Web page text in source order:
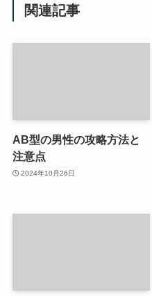
関連記事
AB型の男性の攻略方法と
注意点
2024年10月26日